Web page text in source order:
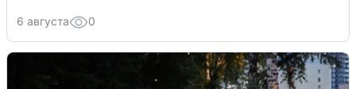
6 августа 0